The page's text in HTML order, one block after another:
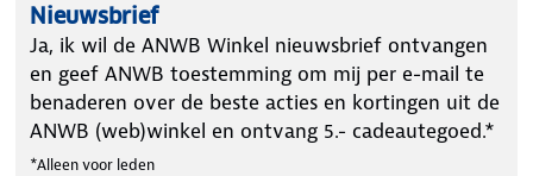
Nieuwsbrief
Ja, ik wil de ANWB Winkel nieuwsbrief ontvangen
en geef ANWB toestemming om mij per e-mail te
benaderen over de beste acties en kortingen uit de
ANWB (web)winkel en ontvang 5.- cadeautegoed.*
*Alleen voor leden